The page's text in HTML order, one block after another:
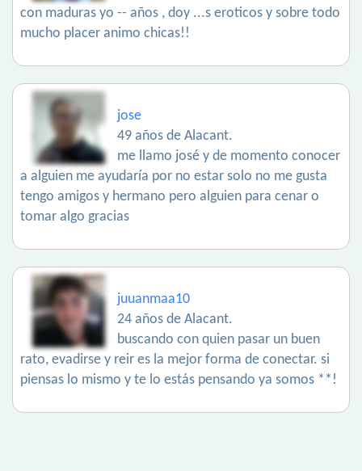
con maduras yo -- años , doy ...s eroticos y sobre todo
mucho placer animo chicas!!
jose
49 años de Alacant.
me llamo josé y de momento conocer
a alguien me ayudaría por no estar solo no me gusta
tengo amigos y hermano pero alguien para cenar o
tomar algo gracias
juuanmaa10
24 años de Alacant.
buscando con quien pasar un buen
rato, evadirse y reir es la mejor forma de conectar. si
piensas lo mismo y te lo estás pensando ya somos **!